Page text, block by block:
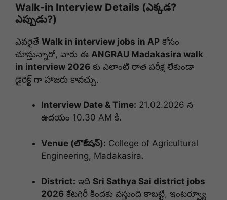
Walk-in Interview Details (ఎక్కడ?
ఎప్పుడు?)
ఎవరైతే Walk in interview jobs in AP కోసం
చూస్తున్నారో, వారు ఈ ANGRAU Madakasira walk
in interview 2026 కు ఎలాంటి రాత పరీక్ష లేకుండా
డైరెక్ట్ గా హాజరు కావచ్చు.
Interview Date & Time: 21.02.2026 న
ఉదయం 10.30 AM కి.
Venue (లొకేషన్): College of Agricultural
Engineering, Madakasira.
District: ఇది Sri Sathya Sai district jobs
2026 కేటగిరీ కిందకు వస్తుంది కాబట్టి, ఇంటర్వ్యూ